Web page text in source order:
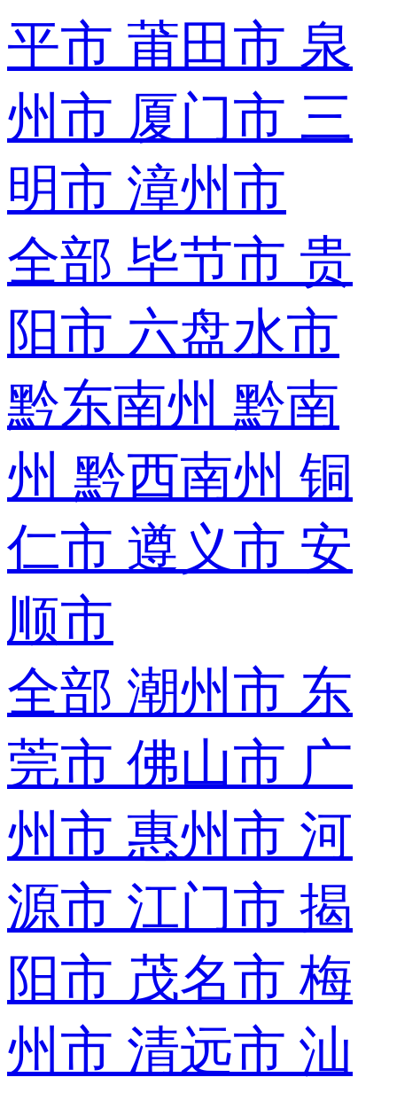
平市 莆田市 泉
州市 厦门市 三
明市 漳州市
全部 毕节市 贵
阳市 六盘水市
黔东南州 黔南
州 黔西南州 铜
仁市 遵义市 安
顺市
全部 潮州市 东
莞市 佛山市 广
州市 惠州市 河
源市 江门市 揭
阳市 茂名市 梅
州市 清远市 汕